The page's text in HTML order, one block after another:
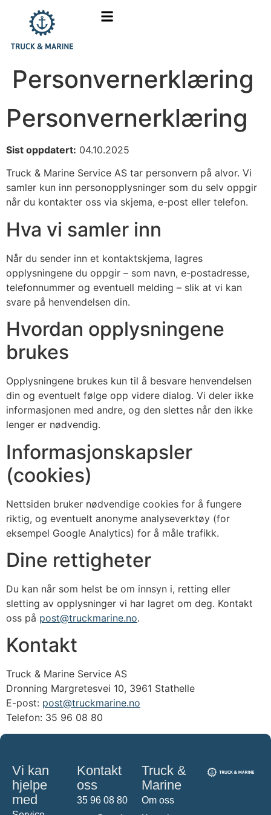
Personvernerklæring
Personvernerklæring
Sist oppdatert: 04.10.2025
Truck & Marine Service AS tar personvern på alvor. Vi
samler kun inn personopplysninger som du selv oppgir
når du kontakter oss via skjema, e-post eller telefon.
Hva vi samler inn
Når du sender inn et kontaktskjema, lagres
opplysningene du oppgir – som navn, e-postadresse,
telefonnummer og eventuell melding – slik at vi kan
svare på henvendelsen din.
Hvordan opplysningene
brukes
Opplysningene brukes kun til å besvare henvendelsen
din og eventuelt følge opp videre dialog. Vi deler ikke
informasjonen med andre, og den slettes når den ikke
lenger er nødvendig.
Informasjonskapsler
(cookies)
Nettsiden bruker nødvendige cookies for å fungere
riktig, og eventuelt anonyme analyseverktøy (for
eksempel Google Analytics) for å måle trafikk.
Dine rettigheter
Du kan når som helst be om innsyn i, retting eller
sletting av opplysninger vi har lagret om deg. Kontakt
oss på post@truckmarine.no.
Kontakt
Truck & Marine Service AS
Dronning Margretesvei 10, 3961 Stathelle
E-post: post@truckmarine.no
Telefon: 35 96 08 80
Vi kan
hjelpe
med
Kontakt
oss
35 96 08 80
Truck &
Marine
Om oss